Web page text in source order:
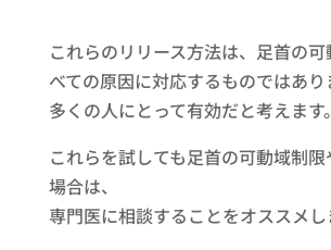
これらのリリース方法は、足首の
べての原因に対応するものではあり
多くの人にとって有効だと考えます。
これらを試しても足首の可動域制
場合は、
専門医に相談することをオススメし